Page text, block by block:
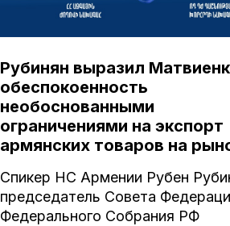
Рубинян выразил
обеспокоенность
необоснованными
ограничениями на экспорт
армянских товаров на
Спикер НС Армении Рубен
председатель Совета
Федерального Собрания РФ